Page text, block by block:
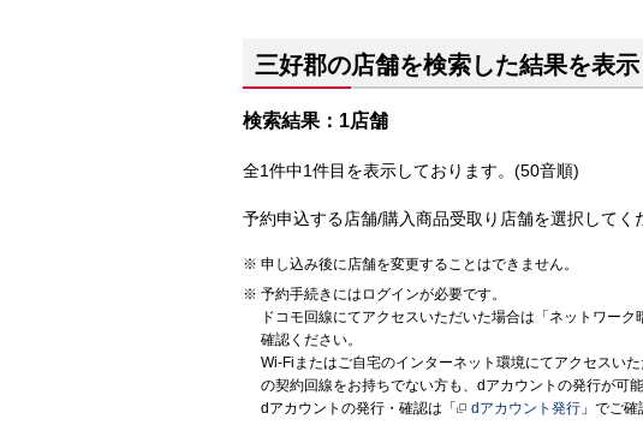
三好郡の店舗を検索した結果を表
検索結果：1店舗
全1件中1件目を表示しております。(50音順)
予約申込する店舗/購入商品受取り店舗を選択してく
申し込み後に店舗を変更することはできません。
予約手続きにはログインが必要です。
ドコモ回線にてアクセスいただいた場合は「ネットワー
確認ください。
Wi-Fiまたはご自宅のインターネット環境にてアクセスい
の契約回線をお持ちでない方も、dアカウントの発行が可能
dアカウントの発行・確認は「
dアカウント発行 」でご確